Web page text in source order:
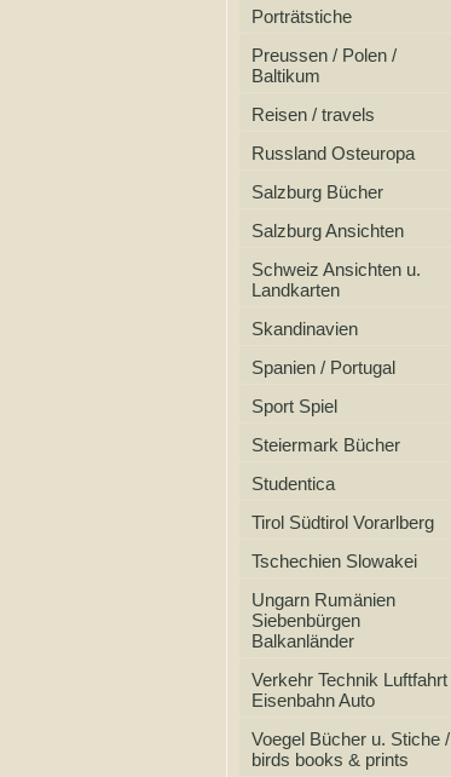
Porträtstiche
Preussen / Polen /
Baltikum
Reisen / travels
Russland Osteuropa
Salzburg Bücher
Salzburg Ansichten
Schweiz Ansichten u.
Landkarten
Skandinavien
Spanien / Portugal
Sport Spiel
Steiermark Bücher
Studentica
Tirol Südtirol Vorarlberg
Tschechien Slowakei
Ungarn Rumänien
Siebenbürgen
Balkanländer
Verkehr Technik Luftfahrt
Eisenbahn Auto
Voegel Bücher u. Stiche /
birds books & prints